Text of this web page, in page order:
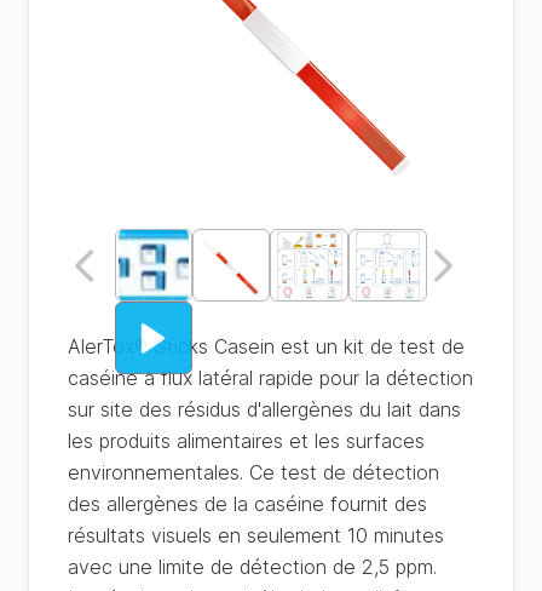
AlerTox® Sticks Casein est un kit de test de
caséine à flux latéral rapide pour la détection
sur site des résidus d'allergènes du lait dans
les produits alimentaires et les surfaces
environnementales. Ce test de détection
des allergènes de la caséine fournit des
résultats visuels en seulement 10 minutes
avec une limite de détection de 2,5 ppm.